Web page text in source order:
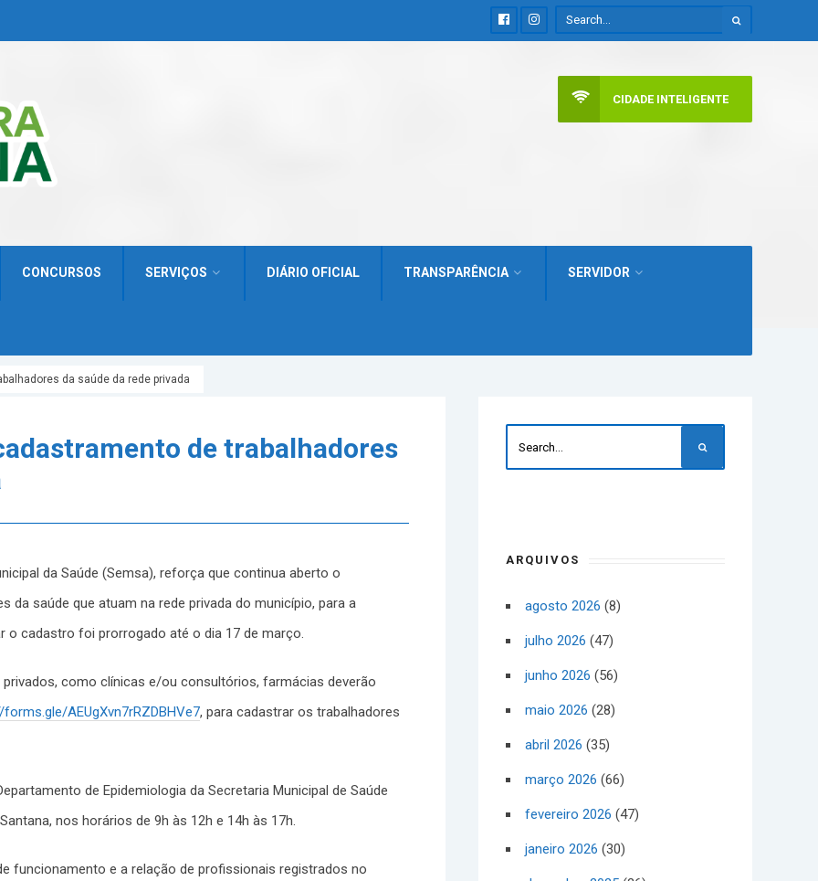
CONCURSOS SERVIÇOS DIÁRIO OFICIAL TRANSPARÊNCIA SERVIDOR
CIDADE INTELIGENTE
da saúde da rede privada
de trabalhadores
da Saúde (Semsa), reforça que continua aberto o
da saúde que atuam na rede privada do município, para a
o cadastro foi prorrogado até o dia 17 de março.
como clínicas e/ou consultórios, farmácias deverão
AEUgXvn7rRZDBHVe7, para cadastrar os trabalhadores
de Epidemiologia da Secretaria Municipal de Saúde
nos horários de 9h às 12h e 14h às 17h.
funcionamento e a relação de profissionais registrados no
ARQUIVOS
agosto 2026 (8)
julho 2026 (47)
junho 2026 (56)
maio 2026 (28)
abril 2026 (35)
março 2026 (66)
fevereiro 2026 (47)
janeiro 2026 (30)